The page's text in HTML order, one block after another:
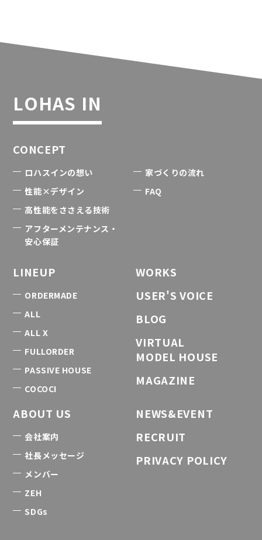
LOHAS IN
CONCEPT
ロハスインの想い
性能×デザイン
高性能をささえる技術
アフターメンテナンス・
安心保証
家づくりの流れ
FAQ
LINEUP
ORDERMADE
ALL
ALL X
FULLORDER
PASSIVE HOUSE
COCOCI
WORKS
USER'S VOICE
BLOG
VIRTUAL
MODEL HOUSE
MAGAZINE
ABOUT US
会社案内
社長メッセージ
メンバー
ZEH
SDGs
NEWS&EVENT
RECRUIT
PRIVACY POLICY